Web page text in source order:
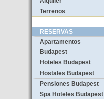
Terrenos
RESERVAS
Apartamentos
Budapest
Hoteles Budapest
Hostales Budapest
Pensiones Budapest
Spa Hoteles Budapest